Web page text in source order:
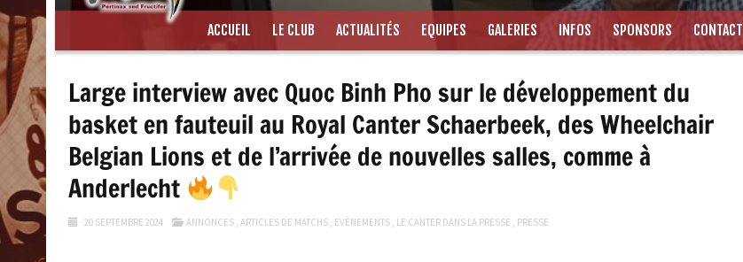
ACCUEIL LE CLUB ACTUALITÉS EQUIPES GALERIES INFOS SPONSORS CONTACT
Large interview avec Quoc Binh Pho sur le développement du
basket en fauteuil au Royal Canter Schaerbeek, des Wheelchair
Belgian Lions et de l’arrivée de nouvelles salles, comme à
Anderlecht
20 SEPTEMBRE 2024 ANNONCES , ARTICLES DE MATCHS , EVÈNEMENTS , LE CANTER DANS LA PRESSE , PRESSE